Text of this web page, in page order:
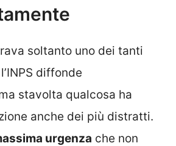
soltanto uno dei tanti
diffonde
stavolta qualcosa ha
anche dei più distratti.
urgenza che non